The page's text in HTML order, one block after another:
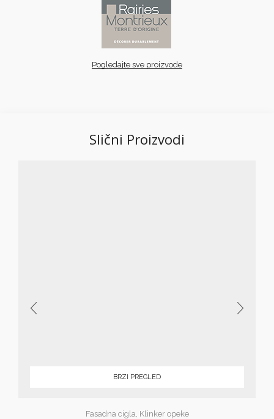
Pogledajte sve proizvode
Slični Proizvodi
BRZI PREGLED
Fasadna cigla, Klinker opeke